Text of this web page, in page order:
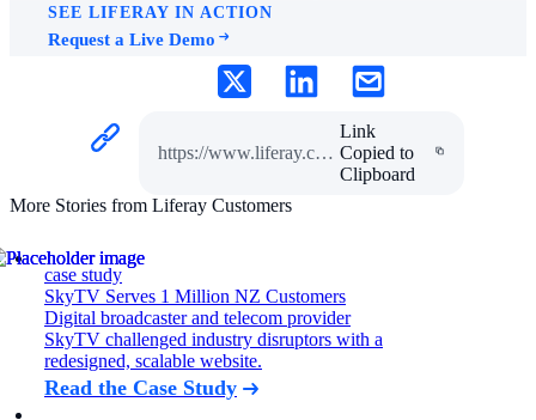
SEE LIFERAY IN ACTION
Request a Live Demo
https://www.liferay.com/es/resources/case-studies/virgin-media-o2
Link
Copied to
Clipboard
More Stories from Liferay Customers
case study
SkyTV Serves 1 Million NZ Customers
Digital broadcaster and telecom provider
SkyTV challenged industry disruptors with a
redesigned, scalable website.
Read the Case Study